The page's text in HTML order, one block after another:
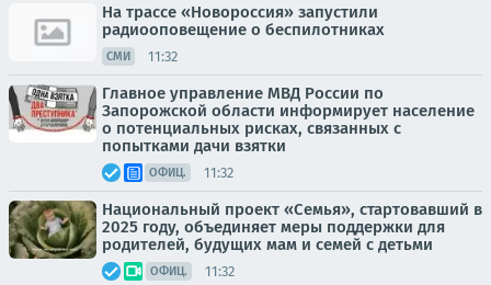
На трассе «Новороссия» запустили
радиооповещение о беспилотниках
СМИ 11:32
Главное управление МВД России по
Запорожской области информирует население
о потенциальных рисках, связанных с
попытками дачи взятки
ОФИЦ. 11:32
Национальный проект «Семья», стартовавший в
2025 году, объединяет меры поддержки для
родителей, будущих мам и семей с детьми
ОФИЦ. 11:32